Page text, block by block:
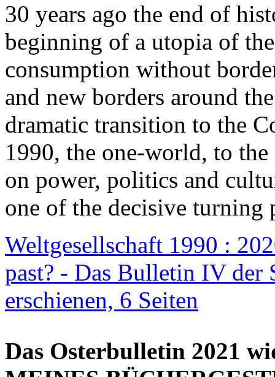
30 years ago the end of
beginning of a utopia of
consumption without
and new borders around
dramatic transition to the
1990, the one-world, to the
on power, politics and
one of the decisive turning
Weltgesellschaft 1990 :
past? - Das Bulletin IV der
erschienen, 6 Seiten
Das Osterbulletin 2021